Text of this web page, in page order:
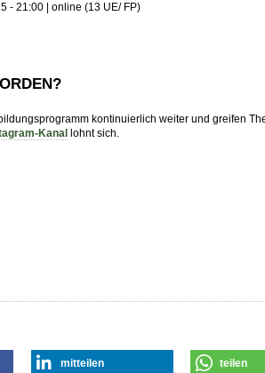
- 21:00 | online (13 UE/ FP)
kontinuierlich weiter und greifen
Kanal lohnt sich.
mitteilen teilen